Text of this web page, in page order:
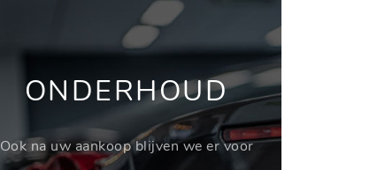
ONDERHOUD
Ook na uw aankoop blijven we er voor